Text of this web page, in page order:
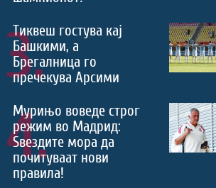
3.
Тиквеш гостува кај
Башкими, а
Брегалница го
пречекува Арсими
4.
Мурињо воведе строг
режим во Мадрид:
Ѕвездите мора да
почитуваат нови
правила!